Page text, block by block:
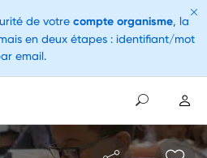
de votre compte organisme, la
en deux étapes : identifiant/mot
email.